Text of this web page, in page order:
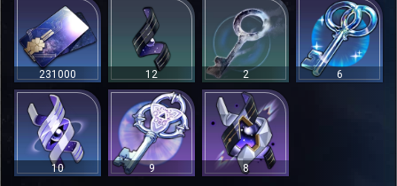
231000 12 2 6
10 9 8